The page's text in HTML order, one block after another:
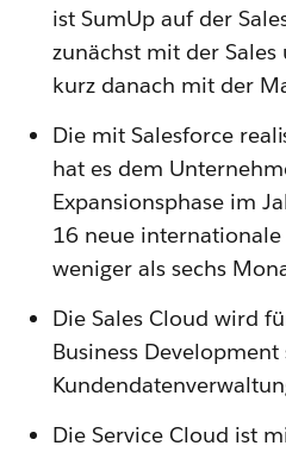
ist SumUp auf der
zunächst mit der Sales
kurz danach mit der
Die mit Salesforce
hat es dem
Expansionsphase im
16 neue
weniger als sechs
Die Sales Cloud wird
Business
Die Service Cloud ist